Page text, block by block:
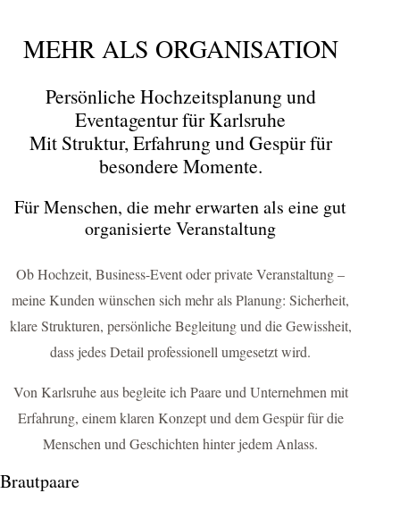
MEHR ALS ORGANISATION
Persönliche Hochzeitsplanung und
Eventagentur für Karlsruhe
Mit Struktur, Erfahrung und Gespür für
besondere Momente.
Für Menschen, die mehr erwarten als eine gut
organisierte Veranstaltung
Ob Hochzeit, Business-Event oder private Veranstaltung –
meine Kunden wünschen sich mehr als Planung: Sicherheit,
klare Strukturen, persönliche Begleitung und die Gewissheit,
dass jedes Detail professionell umgesetzt wird.
Von Karlsruhe aus begleite ich Paare und Unternehmen mit
Erfahrung, einem klaren Konzept und dem Gespür für die
Menschen und Geschichten hinter jedem Anlass.
Brautpaare